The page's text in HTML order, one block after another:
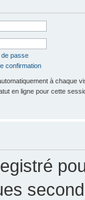
de passe
confirmation
à chaque
en ligne pour cette